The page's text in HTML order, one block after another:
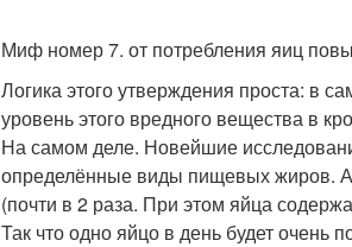
Миф номер 7. от потребления яиц
Логика этого утверждения проста: в
уровень этого вредного вещества в
На самом деле. Новейшие
определённые виды пищевых жиров.
(почти в 2 раза. При этом яйца
Так что одно яйцо в день будет очень